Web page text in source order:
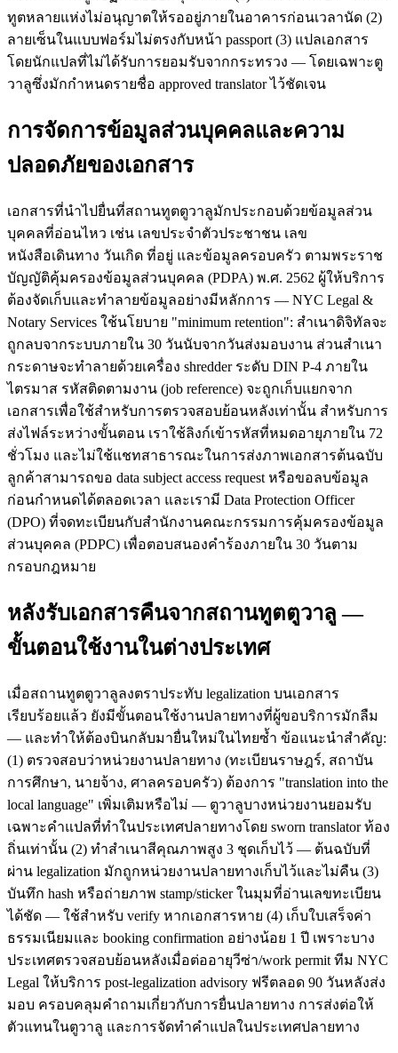
ทูตหลายแห่งไม่อนุญาตให้รออยู่ภายในอาคารก่อนเวลานัด (2)
ลายเซ็นในแบบฟอร์มไม่ตรงกับหน้า passport (3) แปลเอกสาร
โดยนักแปลที่ไม่ได้รับการยอมรับจากกระทรวง — โดยเฉพาะตู
วาลูซึ่งมักกำหนดรายชื่อ approved translator ไว้ชัดเจน
การจัดการข้อมูลส่วนบุคคลและความ
ปลอดภัยของเอกสาร
เอกสารที่นำไปยื่นที่สถานทูตตูวาลูมักประกอบด้วยข้อมูลส่วน
บุคคลที่อ่อนไหว เช่น เลขประจำตัวประชาชน เลข
หนังสือเดินทาง วันเกิด ที่อยู่ และข้อมูลครอบครัว ตามพระราช
บัญญัติคุ้มครองข้อมูลส่วนบุคคล (PDPA) พ.ศ. 2562 ผู้ให้บริการ
ต้องจัดเก็บและทำลายข้อมูลอย่างมีหลักการ — NYC Legal &
Notary Services ใช้นโยบาย "minimum retention": สำเนาดิจิทัลจะ
ถูกลบจากระบบภายใน 30 วันนับจากวันส่งมอบงาน ส่วนสำเนา
กระดาษจะทำลายด้วยเครื่อง shredder ระดับ DIN P-4 ภายใน
ไตรมาส รหัสติดตามงาน (job reference) จะถูกเก็บแยกจาก
เอกสารเพื่อใช้สำหรับการตรวจสอบย้อนหลังเท่านั้น สำหรับการ
ส่งไฟล์ระหว่างขั้นตอน เราใช้ลิงก์เข้ารหัสที่หมดอายุภายใน 72
ชั่วโมง และไม่ใช้แชทสาธารณะในการส่งภาพเอกสารต้นฉบับ
ลูกค้าสามารถขอ data subject access request หรือขอลบข้อมูล
ก่อนกำหนดได้ตลอดเวลา และเรามี Data Protection Officer
(DPO) ที่จดทะเบียนกับสำนักงานคณะกรรมการคุ้มครองข้อมูล
ส่วนบุคคล (PDPC) เพื่อตอบสนองคำร้องภายใน 30 วันตาม
กรอบกฎหมาย
หลังรับเอกสารคืนจากสถานทูตตูวาลู —
ขั้นตอนใช้งานในต่างประเทศ
เมื่อสถานทูตตูวาลูลงตราประทับ legalization บนเอกสาร
เรียบร้อยแล้ว ยังมีขั้นตอนใช้งานปลายทางที่ผู้ขอบริการมักลืม
— และทำให้ต้องบินกลับมายื่นใหม่ในไทยซ้ำ ข้อแนะนำสำคัญ:
(1) ตรวจสอบว่าหน่วยงานปลายทาง (ทะเบียนราษฎร์, สถาบัน
การศึกษา, นายจ้าง, ศาลครอบครัว) ต้องการ "translation into the
local language" เพิ่มเติมหรือไม่ — ตูวาลูบางหน่วยงานยอมรับ
เฉพาะคำแปลที่ทำในประเทศปลายทางโดย sworn translator ท้อง
ถิ่นเท่านั้น (2) ทำสำเนาสีคุณภาพสูง 3 ชุดเก็บไว้ — ต้นฉบับที่
ผ่าน legalization มักถูกหน่วยงานปลายทางเก็บไว้และไม่คืน (3)
บันทึก hash หรือถ่ายภาพ stamp/sticker ในมุมที่อ่านเลขทะเบียน
ได้ชัด — ใช้สำหรับ verify หากเอกสารหาย (4) เก็บใบเสร็จค่า
ธรรมเนียมและ booking confirmation อย่างน้อย 1 ปี เพราะบาง
ประเทศตรวจสอบย้อนหลังเมื่อต่ออายุวีซ่า/work permit ทีม NYC
Legal ให้บริการ post-legalization advisory ฟรีตลอด 90 วันหลังส่ง
มอบ ครอบคลุมคำถามเกี่ยวกับการยื่นปลายทาง การส่งต่อให้
ตัวแทนในตูวาลู และการจัดทำคำแปลในประเทศปลายทาง